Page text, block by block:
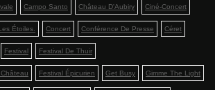
Campo Santo Château D'Aubiry Ciné-Concert
Étoiles. Concert Conférence De Presse Céret
Festival Festival De Thuir
Festival Épicurien Get Busy Gimme The Light